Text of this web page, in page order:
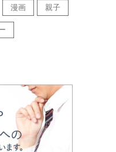
漫画 親子